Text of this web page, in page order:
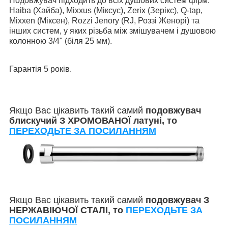
Haiba (Хайба), Mixxus (Міксус), Zerix (Зерікс), Q-tap,
Mixxen (Міксен), Rozzi Jenory (RJ, Роззі Женорі) та
інших систем, у яких різьба між змішувачем і душовою
колонною 3/4" (біля 25 мм).
Гарантія 5 років.
Якщо Вас цікавить такий самий подовжувач
блискучий З ХРОМОВАНОЇ латуні, то
ПЕРЕХОДЬТЕ ЗА ПОСИЛАННЯМ
Якщо Вас цікавить такий самий подовжувач З
НЕРЖАВІЮЧОЇ СТАЛІ, то ПЕРЕХОДЬТЕ ЗА
ПОСИЛАННЯМ